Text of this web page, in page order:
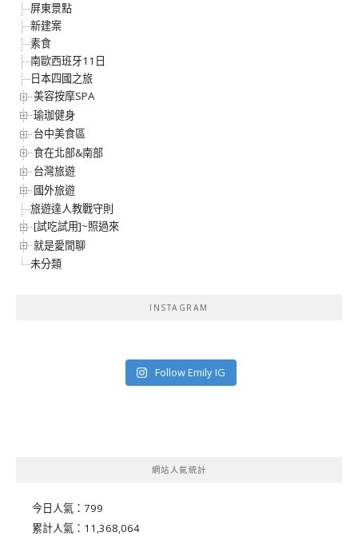
屏東景點
新建案
素食
南歐西班牙11日
日本四國之旅
美容按摩SPA
瑜珈健身
台中美食區
食在北部&南部
台灣旅遊
國外旅遊
旅遊達人教戰守則
[試吃試用]~照過來
就是愛閒聊
未分類
INSTAGRAM
Follow Emily IG
網站人氣統計
今日人氣： 799
累計人氣： 11,368,064